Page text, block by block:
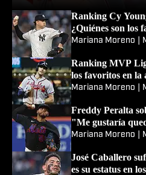
Ranking Cy
¿Quiénes son los
Mariana Moreno
Ranking MVP
los favoritos en la
Mariana Moreno
Freddy Peralta
"Me gustaría
Mariana Moreno
José Caballero
es su estatus en